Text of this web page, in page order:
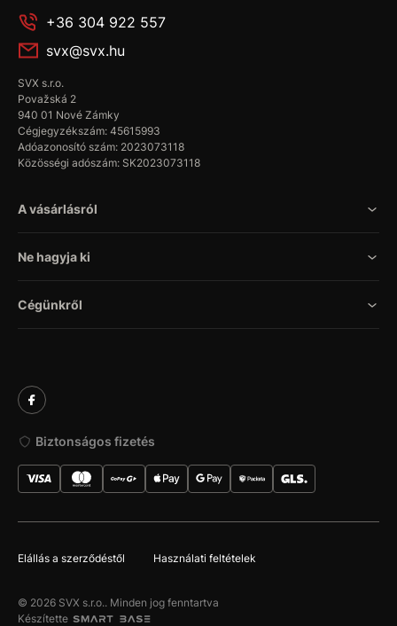
+36 304 922 557
svx@svx.hu
SVX s.r.o.
Považská 2
940 01 Nové Zámky
Cégjegyzékszám: 45615993
Adóazonosító szám: 2023073118
Közösségi adószám: SK2023073118
A vásárlásról
Ne hagyja ki
Cégünkről
Biztonságos fizetés
© 2026 SVX s.r.o.. Minden jog fenntartva
Készítette
Elállás a szerződéstől Használati feltételek